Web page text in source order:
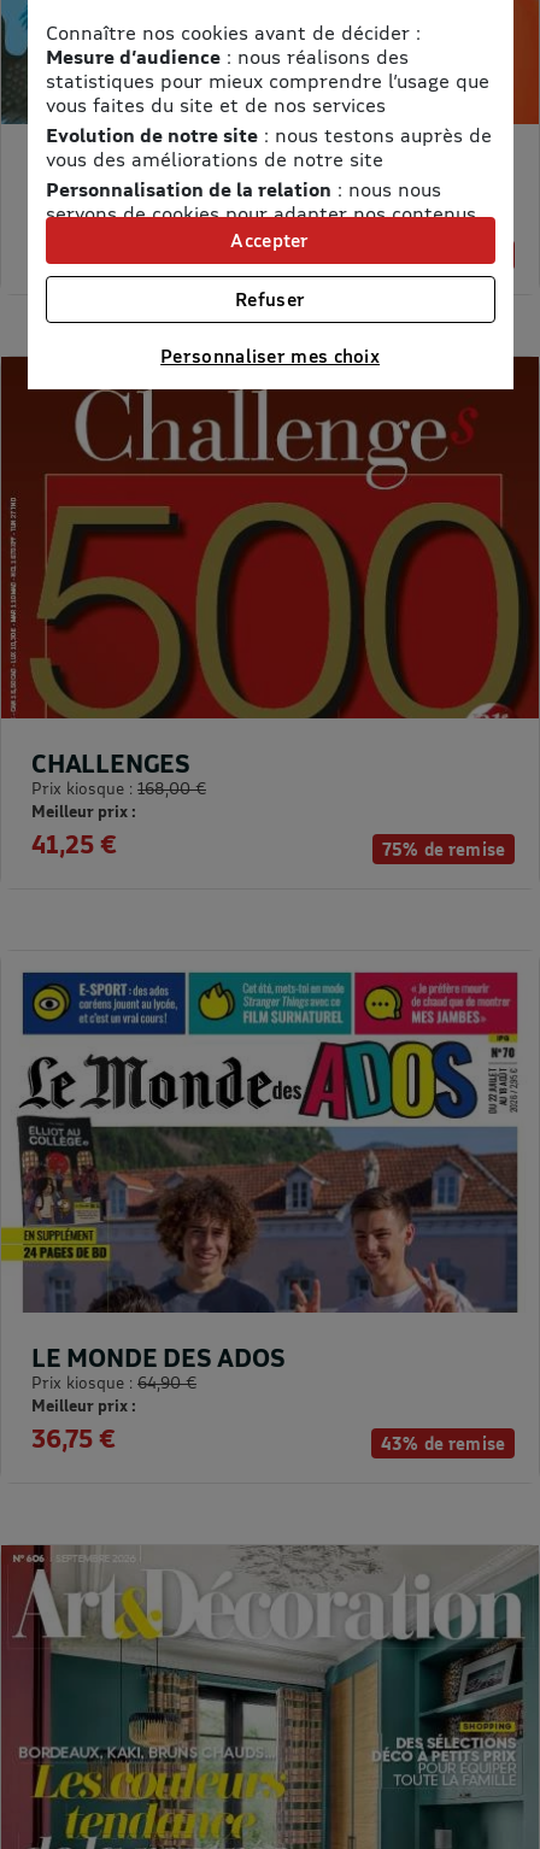
MON PETIT SCIENCE ET VIE AVEC NANO
Prix kiosque :71,40 €
Meilleur prix :
75% de remise
CHALLENGES
Prix kiosque : 168,00 €
Meilleur prix :
41,25 €
43% de remise
LE MONDE DES ADOS
Prix kiosque : 64,90 €
Meilleur prix :
36,75 €
Connaître nos cookies avant de décider :
Mesure d’audience: nous réalisons des
statistiques pour mieux comprendre l’usage que
vous faites du site et de nos services
Evolution de notre site: nous testons auprès de
vous des améliorations de notre site
Personnalisation de la relation : nous nous
servons de cookies pour adapter nos contenus
et personnaliser nos offres
Univers publicitaire: nous utilisons avec nos
partenaires des cookies pour afficher des
publicités personnalisées
Connaître notre politique cookies et la liste de nos
Personnaliser mes choix
Refuser
Accepter